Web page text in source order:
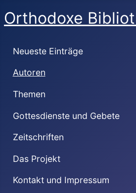
Orthodoxe
Neueste Einträge
Autoren
Themen
Gottesdienste und Gebete
Zeitschriften
Das Projekt
Kontakt und Impressum